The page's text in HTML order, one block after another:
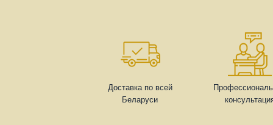
Доставка по всей
Беларуси